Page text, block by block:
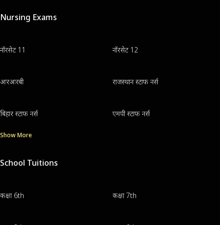
Nursing Exams
नॉरसेट 11 नॉरसेट 12
आरआरबी राजस्थान स्टाफ नर्स
बिहार स्टाफ नर्स एमपी स्टाफ नर्स
Show More
School Tuitions
कक्षा 6th कक्षा 7th